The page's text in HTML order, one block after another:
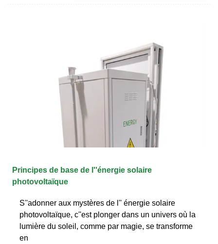
Principes de base de l''énergie solaire
photovoltaïque
S''adonner aux mystères de l'' énergie solaire
photovoltaïque, c''est plonger dans un univers où la
lumière du soleil, comme par magie, se transforme
en